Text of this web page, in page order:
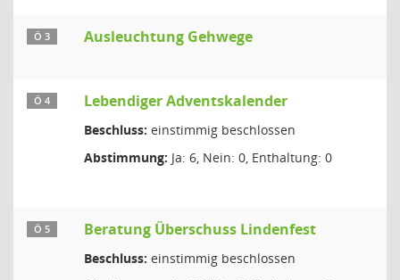
Ö 3 Ausleuchtung Gehwege
Ö 4 Lebendiger Adventskalender
Beschluss: einstimmig beschlossen
Abstimmung: Ja: 6, Nein: 0, Enthaltung: 0
Ö 5 Beratung Überschuss Lindenfest
Beschluss: einstimmig beschlossen